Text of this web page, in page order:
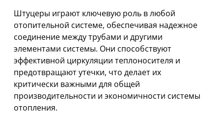
Штуцеры играют ключевую роль в любой
отопительной системе, обеспечивая надежное
соединение между трубами и другими
элементами системы. Они способствуют
эффективной циркуляции теплоносителя и
предотвращают утечки, что делает их
критически важными для общей
производительности и экономичности системы
отопления.